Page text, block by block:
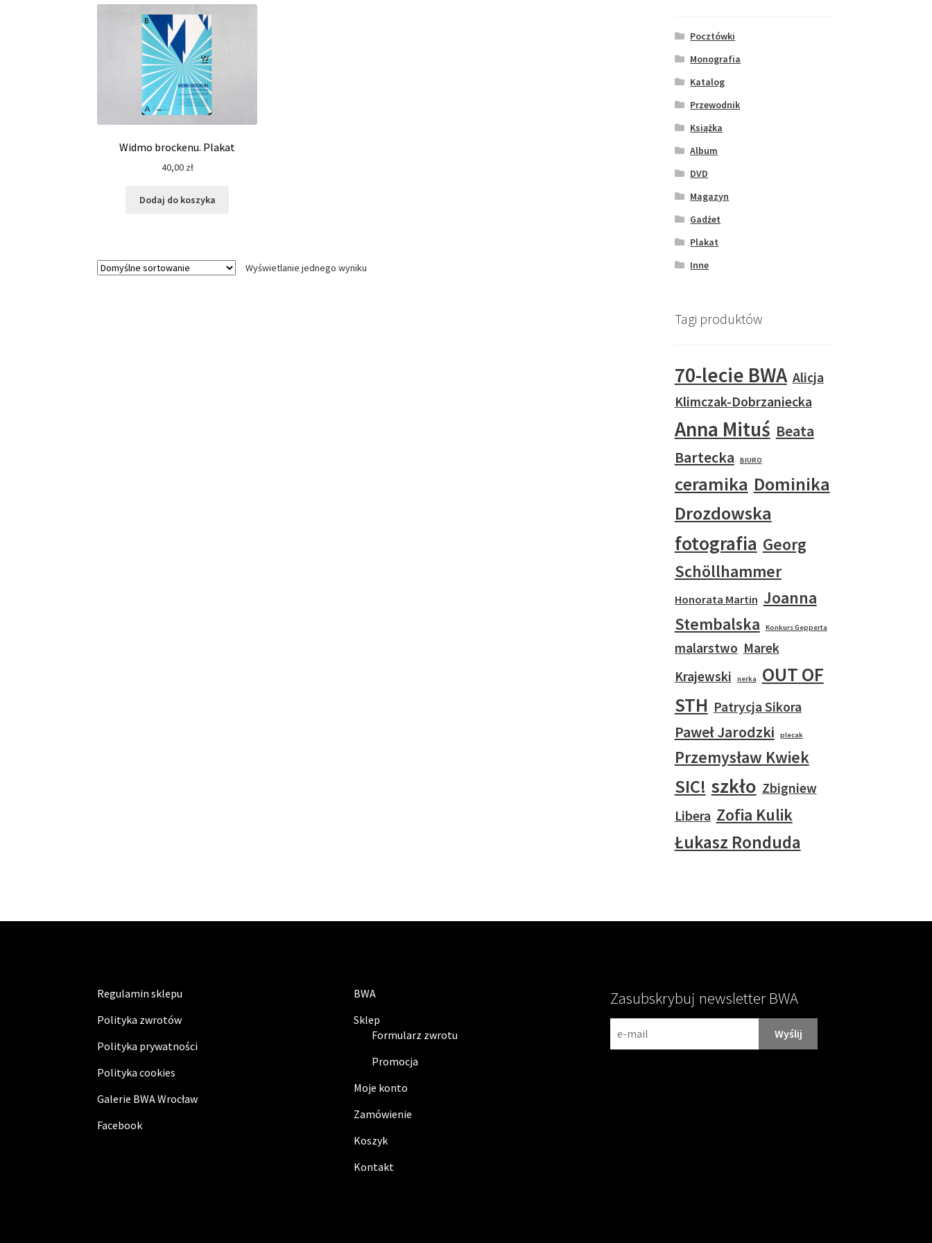
Widmo brockenu. Plakat
40,00 zł
Dodaj do koszyka
Wyświetlanie jednego wyniku
Pocztówki
Monografia
Katalog
Przewodnik
Książka
Album
DVD
Magazyn
Gadżet
Plakat
Inne
Tagi produktów
70-lecie BWA Alicja
Klimczak-Dobrzaniecka
Anna Mituś Beata
Bartecka
BIURO
ceramika Dominika
Drozdowska
fotografia Georg
Schöllhammer
Honorata Martin Joanna
Stembalska
Konkurs Gepperta
malarstwo Marek
Krajewski
nerka
OUT OF
STH Patrycja Sikora
Paweł Jarodzki plecak
Przemysław Kwiek
SIC! szkło Zbigniew
Libera Zofia Kulik
Łukasz Ronduda
Regulamin sklepu
Polityka zwrotów
Polityka prywatności
Polityka cookies
Galerie BWA Wrocław
Facebook
BWA
Sklep
Formularz zwrotu
Promocja
Moje konto
Zamówienie
Koszyk
Kontakt
Zasubskrybuj newsletter BWA